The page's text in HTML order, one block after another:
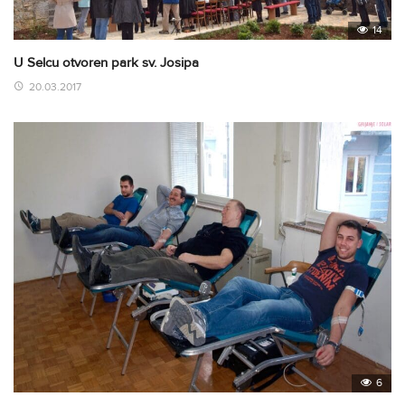
14
U Selcu otvoren park sv. Josipa
20.03.2017
6